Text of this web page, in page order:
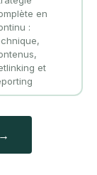
en
:
et